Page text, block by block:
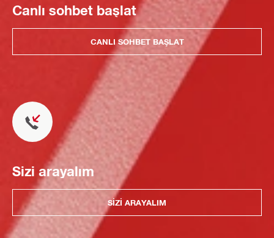
Canlı sohbet başlat
CANLI SOHBET BAŞLAT
Sizi arayalım
SIZI ARAYALIM